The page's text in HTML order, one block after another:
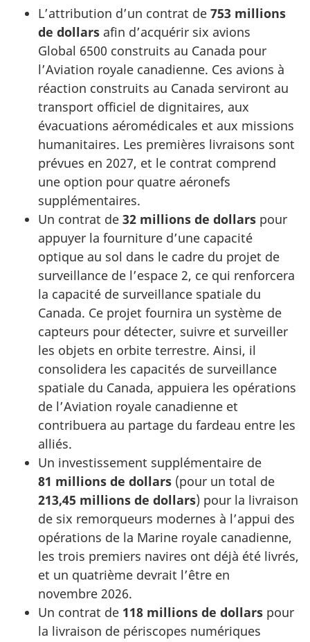
L’attribution d’un contrat de 753 millions
de dollars afin d’acquérir six avions
Global 6500 construits au Canada pour
l’Aviation royale canadienne. Ces avions à
réaction construits au Canada serviront au
transport officiel de dignitaires, aux
évacuations aéromédicales et aux missions
humanitaires. Les premières livraisons sont
prévues en 2027, et le contrat comprend
une option pour quatre aéronefs
supplémentaires.
Un contrat de 32 millions de dollars pour
appuyer la fourniture d’une capacité
optique au sol dans le cadre du projet de
surveillance de l’espace 2, ce qui renforcera
la capacité de surveillance spatiale du
Canada. Ce projet fournira un système de
capteurs pour détecter, suivre et surveiller
les objets en orbite terrestre. Ainsi, il
consolidera les capacités de surveillance
spatiale du Canada, appuiera les opérations
de l’Aviation royale canadienne et
contribuera au partage du fardeau entre les
alliés.
Un investissement supplémentaire de
81 millions de dollars (pour un total de
213,45 millions de dollars) pour la livraison
de six remorqueurs modernes à l’appui des
opérations de la Marine royale canadienne,
les trois premiers navires ont déjà été livrés,
et un quatrième devrait l’être en
novembre 2026.
Un contrat de 118 millions de dollars pour
la livraison de périscopes numériques